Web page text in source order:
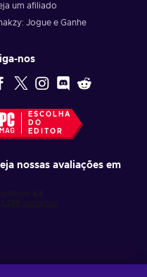
um afiliado
Jogue e Ganhe
nos
ESCOLHA
DO
EDITOR
nossas avaliações em